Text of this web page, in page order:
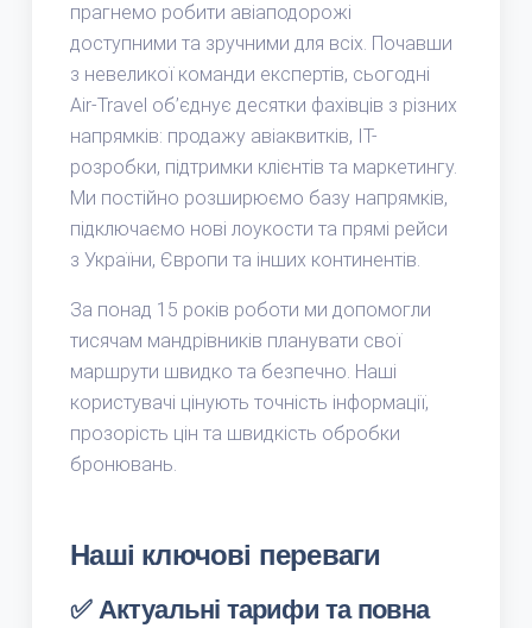
прагнемо робити авіаподорожі
доступними та зручними для всіх. Почавши
з невеликої команди експертів, сьогодні
Air-Travel об’єднує десятки фахівців з різних
напрямків: продажу авіаквитків, IT-
розробки, підтримки клієнтів та маркетингу.
Ми постійно розширюємо базу напрямків,
підключаємо нові лоукости та прямі рейси
з України, Європи та інших континентів.
За понад 15 років роботи ми допомогли
тисячам мандрівників планувати свої
маршрути швидко та безпечно. Наші
користувачі цінують точність інформації,
прозорість цін та швидкість обробки
бронювань.
Наші ключові переваги
✅ Актуальні тарифи та повна